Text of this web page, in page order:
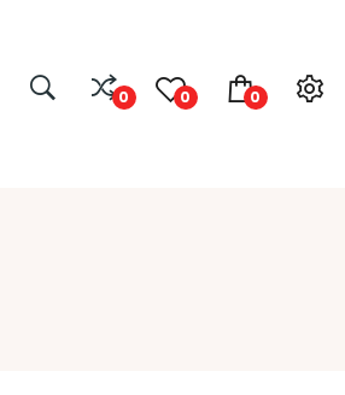
0
0
0